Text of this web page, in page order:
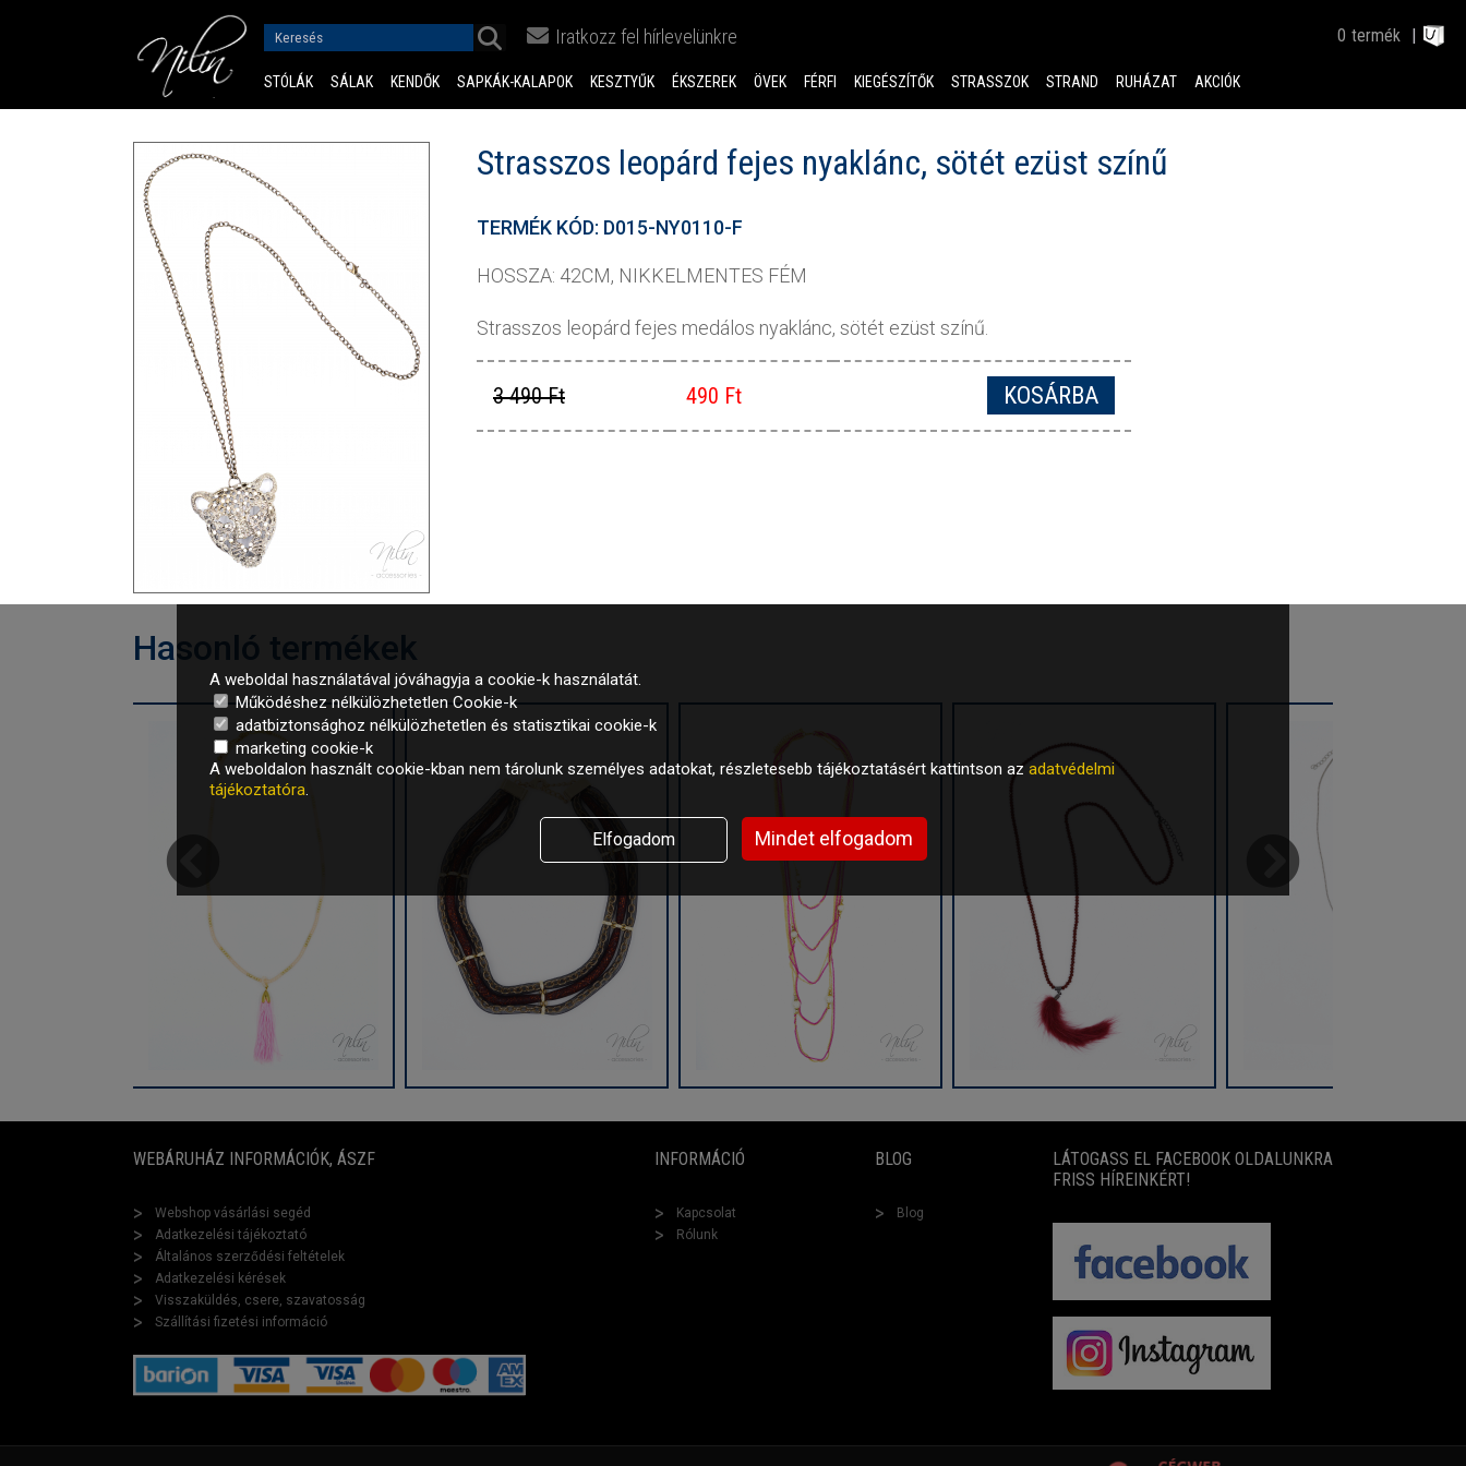
Iratkozz fel hírlevelünkre 0 termék
STÓLÁK SÁLAK KENDŐK SAPKÁK-KALAPOK KESZTYŰK ÉKSZEREK ÖVEK FÉRFI KIEGÉSZÍTŐK STRASSZOK STRAND RUHÁZAT AKCIÓK
Strasszos leopárd fejes nyaklánc, sötét ezüst színű
TERMÉK KÓD: D015-NY0110-F
HOSSZA: 42CM, NIKKELMENTES FÉM
Strasszos leopárd fejes medálos nyaklánc, sötét ezüst színű.
3 490 Ft 490 Ft KOSÁRBA
Hasonló termékek
WEBÁRUHÁZ INFORMÁCIÓK, ÁSZF
Webshop vásárlási segéd
Adatkezelési tájékoztató
Általános szerződési feltételek
Adatkezelési kérések
Visszaküldés, csere, szavatosság
Szállítási fizetési információ
INFORMÁCIÓ
Kapcsolat
Rólunk
BLOG
Blog
LÁTOGASS EL FACEBOOK OLDALUNKRA
FRISS HÍREINKÉRT!
A weboldal használatával jóváhagyja a cookie-k használatát.
Működéshez nélkülözhetetlen Cookie-k
adatbiztonsághoz nélkülözhetetlen és statisztikai cookie-k
marketing cookie-k
A weboldalon használt cookie-kban nem tárolunk személyes adatokat, részletesebb tájékoztatásért kattintson az adatvédelmi
tájékoztatóra.
Elfogadom Mindet elfogadom